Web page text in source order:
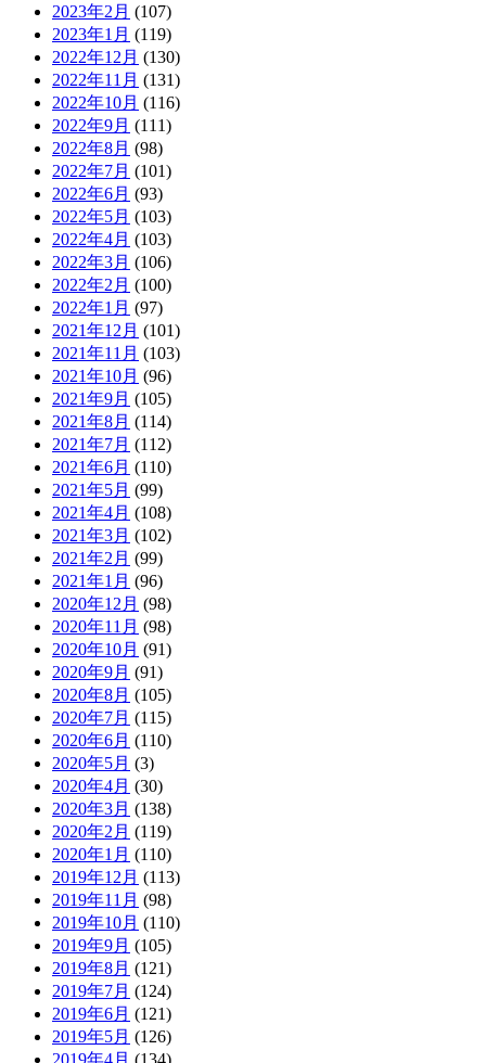
2023年2月 (107)
2023年1月 (119)
2022年12月 (130)
2022年11月 (131)
2022年10月 (116)
2022年9月 (111)
2022年8月 (98)
2022年7月 (101)
2022年6月 (93)
2022年5月 (103)
2022年4月 (103)
2022年3月 (106)
2022年2月 (100)
2022年1月 (97)
2021年12月 (101)
2021年11月 (103)
2021年10月 (96)
2021年9月 (105)
2021年8月 (114)
2021年7月 (112)
2021年6月 (110)
2021年5月 (99)
2021年4月 (108)
2021年3月 (102)
2021年2月 (99)
2021年1月 (96)
2020年12月 (98)
2020年11月 (98)
2020年10月 (91)
2020年9月 (91)
2020年8月 (105)
2020年7月 (115)
2020年6月 (110)
2020年5月 (3)
2020年4月 (30)
2020年3月 (138)
2020年2月 (119)
2020年1月 (110)
2019年12月 (113)
2019年11月 (98)
2019年10月 (110)
2019年9月 (105)
2019年8月 (121)
2019年7月 (124)
2019年6月 (121)
2019年5月 (126)
2019年4月 (134)